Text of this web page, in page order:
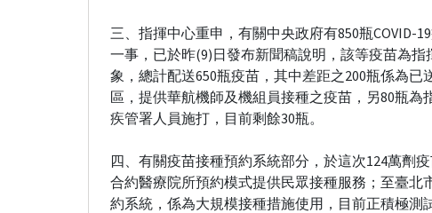
三、指揮中心重申，有關中央政府有850瓶COVID-
一事，已於昨(9)日發布新聞稿說明，該等疫苗為
象，總計配送650瓶疫苗，其中差距之200瓶係為
區，提供華航機師及機組員接種之疫苗，另80瓶為
疾管署人員施打，目前剩餘30瓶。
四、有關疫苗接種預約系統部分，於這次124萬劑
合約醫療院所預約模式提供民眾接種服務；至臺北
約系統，係為大規模接種措施使用，目前正積極測